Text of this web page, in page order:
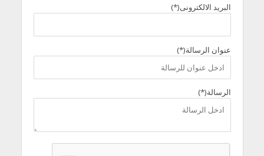
البريد الالكترونى(*)
عنوان الرسالة(*)
الرسالة(*)